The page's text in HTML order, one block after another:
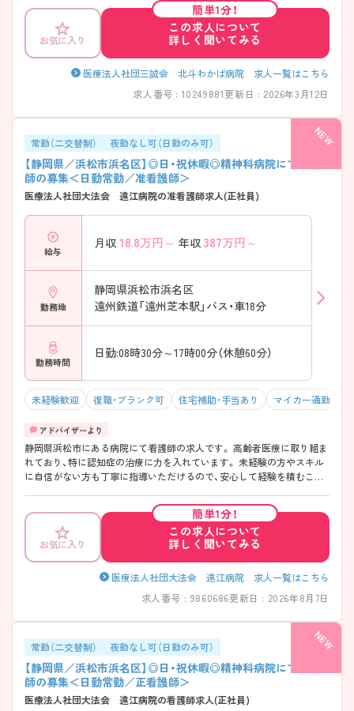
お気に入り
簡単1分！
この求人について
詳しく聞いてみる
医療法人社団三誠会 北斗わかば病院 求人一覧はこちら
求人番号 : 10249881更新日 : 2026年3月12日
常勤（二交替制） 夜勤なし可（日勤のみ可）
【静岡県／浜松市浜名区】◎日・祝休暇◎精神科病院にて看護
師の募集＜日勤常勤／准看護師＞
医療法人社団大法会 遠江病院の准看護師求人(正社員)
給与
月収 18.8万円～ 年収 387万円～
勤務地
静岡県浜松市浜名区
遠州鉄道「遠州芝本駅」バス・車18分
勤務時間
日勤:08時30分～17時00分（休憩60分）
未経験歓迎 復職・ブランク可 住宅補助・手当あり マイカー通勤可・
静岡県浜松市にある病院にて看護師の求人です。 高齢者医療に取り組ま
れており、特に認知症の治療に力を入れています。 未経験の方やスキル
に自信がない方も丁寧に指導いただけるので、安心して経験を積むこと
る方はお気軽にお問い合わせください。
お気に入り
簡単1分！
この求人について
詳しく聞いてみる
医療法人社団大法会 遠江病院 求人一覧はこちら
求人番号 : 9860686更新日 : 2026年8月7日
常勤（二交替制） 夜勤なし可（日勤のみ可）
【静岡県／浜松市浜名区】◎日・祝休暇◎精神科病院にて看護
師の募集＜日勤常勤／正看護師＞
医療法人社団大法会 遠江病院の看護師求人(正社員)